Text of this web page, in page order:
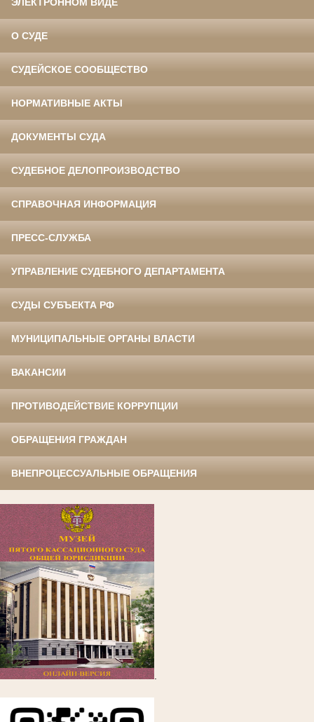
О СУДЕ
СУДЕЙСКОЕ СООБЩЕСТВО
НОРМАТИВНЫЕ АКТЫ
ДОКУМЕНТЫ СУДА
СУДЕБНОЕ ДЕЛОПРОИЗВОДСТВО
СПРАВОЧНАЯ ИНФОРМАЦИЯ
ПРЕСС-СЛУЖБА
УПРАВЛЕНИЕ СУДЕБНОГО ДЕПАРТАМЕНТА
СУДЫ СУБЪЕКТА РФ
МУНИЦИПАЛЬНЫЕ ОРГАНЫ ВЛАСТИ
ВАКАНСИИ
ПРОТИВОДЕЙСТВИЕ КОРРУПЦИИ
ОБРАЩЕНИЯ ГРАЖДАН
ВНЕПРОЦЕССУАЛЬНЫЕ ОБРАЩЕНИЯ